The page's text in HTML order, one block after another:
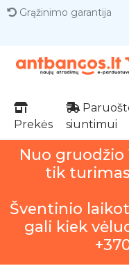
Grąžinimo garantija
Prekės
siuntimui
Nuo gruodžio
tik
Šventinio
gali kiek